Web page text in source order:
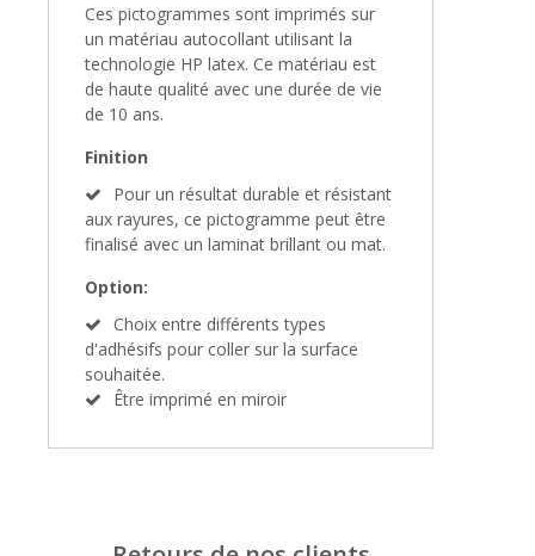
Ces pictogrammes sont imprimés sur
un matériau autocollant utilisant la
technologie HP latex. Ce matériau est
de haute qualité avec une durée de vie
de 10 ans.
Finition
Pour un résultat durable et résistant
aux rayures, ce pictogramme peut être
finalisé avec un laminat brillant ou mat.
Option:
Choix entre différents types
d'adhésifs pour coller sur la surface
souhaitée.
Être imprimé en miroir